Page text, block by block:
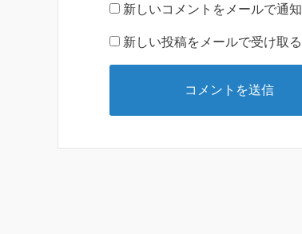
新しいコメントをメールで通知
新しい投稿をメールで受け取る